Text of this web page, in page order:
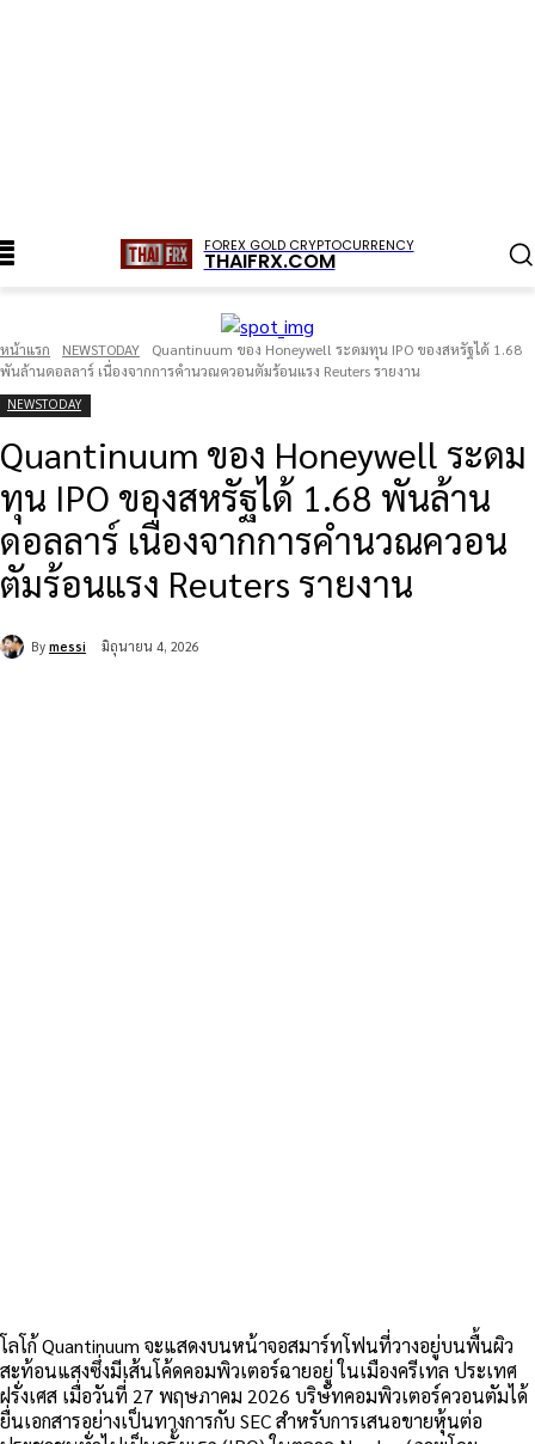
FOREX GOLD CRYPTOCURRENCY
THAIFRX.COM
หน้าแรก NEWSTODAY
Quantinuum ของ Honeywell ระดมทุน IPO ของสหรัฐได้ 1.68
พันล้านดอลลาร์ เนื่องจากการคำนวณควอนตัมร้อนแรง Reuters รายงาน
NEWSTODAY
Quantinuum ของ Honeywell ระดม
ทุน IPO ของสหรัฐได้ 1.68 พันล้าน
ดอลลาร์ เนื่องจากการคำนวณควอน
ตัมร้อนแรง Reuters รายงาน
By messi มิถุนายน 4, 2026
โลโก้ Quantinuum จะแสดงบนหน้าจอสมาร์ทโฟนที่วางอยู่บนพื้นผิว
สะท้อนแสงซึ่งมีเส้นโค้ดคอมพิวเตอร์ฉายอยู่ ในเมืองครีเทล ประเทศ
ฝรั่งเศส เมื่อวันที่ 27 พฤษภาคม 2026 บริษัทคอมพิวเตอร์ควอนตัมได้
ยื่นเอกสารอย่างเป็นทางการกับ SEC สำหรับการเสนอขายหุ้นต่อ